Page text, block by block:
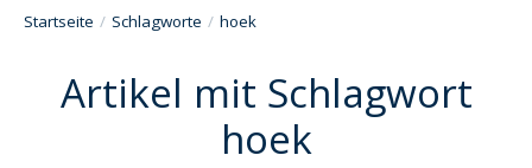
Startseite / Schlagworte / hoek
Artikel mit Schlagwort
hoek